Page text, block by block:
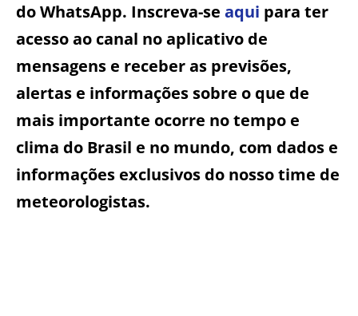
do WhatsApp. Inscreva-se aqui para ter
acesso ao canal no aplicativo de
mensagens e receber as previsões,
alertas e informações sobre o que de
mais importante ocorre no tempo e
clima do Brasil e no mundo, com dados e
informações exclusivos do nosso time de
meteorologistas.